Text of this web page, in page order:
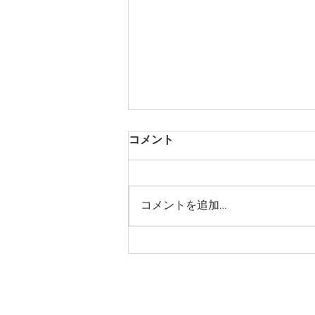
コメント
コメントを追加…